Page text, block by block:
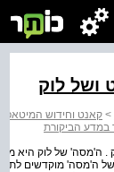
ושל לוק
> קאנט וחידוש
במדע הביקורת
ענילנים זה קיבל קאנט מל 1 ק
ה'מסה' מוקדשים